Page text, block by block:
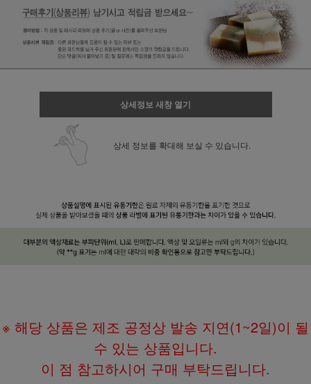
상세정보 새창 열기
상세 정보를 확대해 보실 수 있습니다.
※ 해당 상품은 제조 공정상 발송 지연(1~2일)이 될
수 있는 상품입니다.
이 점 참고하시어 구매 부탁드립니다.